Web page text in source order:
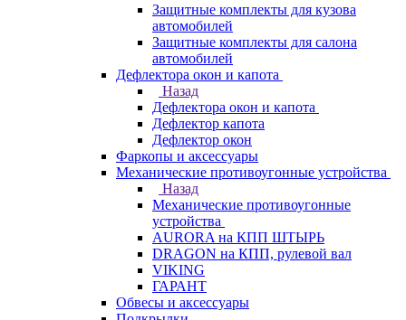
Защитные комплекты для кузова
автомобилей
Защитные комплекты для салона
автомобилей
Дефлектора окон и капота
Назад
Дефлектора окон и капота
Дефлектор капота
Дефлектор окон
Фаркопы и аксессуары
Механические противоугонные устройства
Назад
Механические противоугонные
устройства
AURORA на КПП ШТЫРЬ
DRAGON на КПП, рулевой вал
VIKING
ГАРАНТ
Обвесы и аксессуары